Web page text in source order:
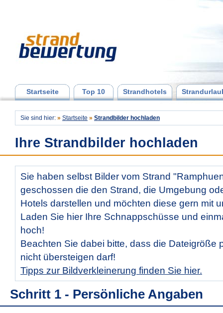
Startseite Top 10 Strandhotels
Sie sind hier: » Startseite » Strandbilder hochladen
Ihre Strandbilder hochladen
Sie haben selbst Bilder vom Strand
geschossen die den Strand, die Umgebung
Hotels darstellen und möchten diese gern mit
Laden Sie hier Ihre Schnappschüsse und
hoch!
Beachten Sie dabei bitte, dass die Dateigröße
nicht übersteigen darf!
Tipps zur Bildverkleinerung finden Sie hier.
Schritt 1 - Persönliche Angaben